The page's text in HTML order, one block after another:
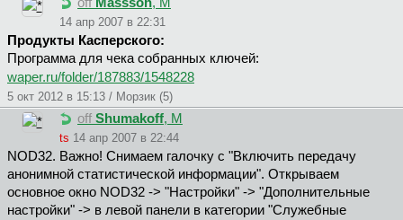
off Massson, М
14 апр 2007 в 22:31
Продукты Касперского:
Программа для чека собранных ключей:
waper.ru/folder/187883/1548228
5 окт 2012 в 15:13 / Морзик (5)
off Shumakoff, М
ts 14 апр 2007 в 22:44
NOD32. Важно! Снимаем галочку с "Включить передачу
анонимной статистической информации". Открываем
основное окно NOD32 -> "Настройки" -> "Дополнительные
настройки" -> в левой панели в категории "Служебные